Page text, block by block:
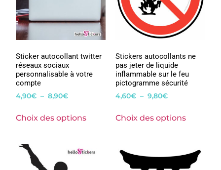
Sticker autocollant twitter
réseaux sociaux
personnalisable à votre
compte
4,90€ – 8,90€
Choix des options
Stickers autocollants ne
pas jeter de liquide
inflammable sur le feu
pictogramme sécurité
4,60€ – 9,80€
Choix des options